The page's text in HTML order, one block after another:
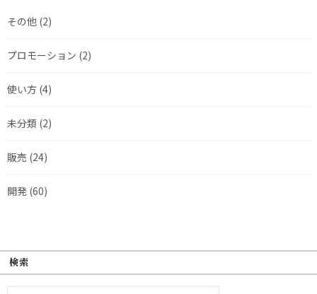
その他 (2)
プロモーション (2)
使い方 (4)
未分類 (2)
販売 (24)
開発 (60)
検索